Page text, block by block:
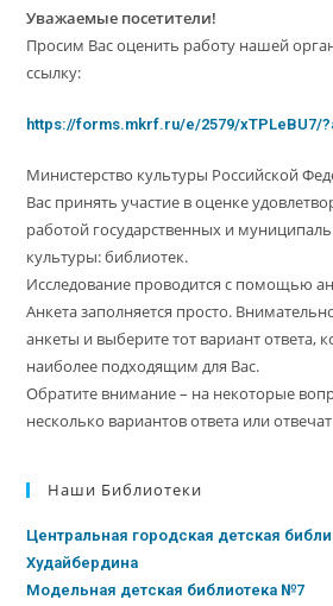
Уважаемые посетители!
Просим Вас оценить работу нашей
ссылку:
https://forms.mkrf.ru/e/2579/xTPLeBU7/
Министерство культуры Российской
Вас принять участие в оценке
работой государственных и
культуры: библиотек.
Исследование проводится с помощью
Анкета заполняется просто.
анкеты и выберите тот вариант ответа,
наиболее подходящим для Вас.
Обратите внимание – на некоторые
несколько вариантов ответа или
Наши Библиотеки
Центральная городская детская
Худайбердина
Модельная детская библиотека №7